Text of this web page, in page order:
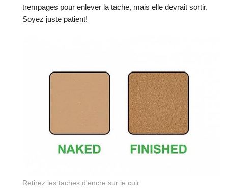
trempages pour enlever la tache, mais elle devrait sortir.
Soyez juste patient!
Retirez les taches d'encre sur le cuir.